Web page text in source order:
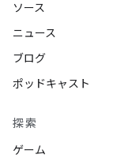
ソース
ニュース
ブログ
ポッドキャスト
探索
ゲーム